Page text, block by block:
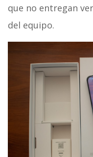
que no entregan
del equipo.